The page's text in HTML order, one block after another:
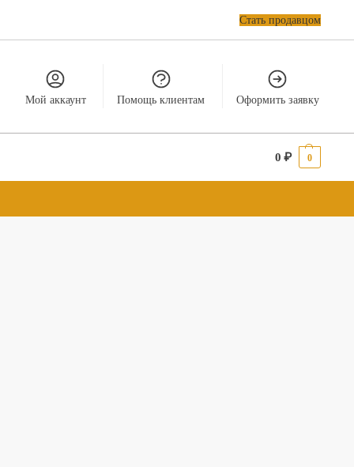
Стать продавцом
Мой аккаунт Помощь клиентам Оформить заявку
0₽ 0